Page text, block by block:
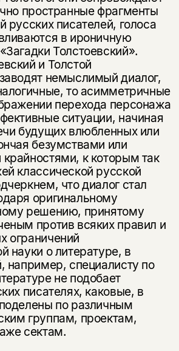
пространные фрагменты
русских писателей, голоса
в ироничную
Толстоевский».
и Толстой
немыслимый диалог,
то асимметричные
перехода персонажа
ситуации, начиная
будущих влюбленных или
безумствами или
к которым так
классической русской
что диалог стал
оригинальному
решению, принятому
против всяких правил и
ограничений
науки о литературе, в
например, специалисту по
не подобает
писателях, каковые, в
по различным
группам, проектам,
сектам.